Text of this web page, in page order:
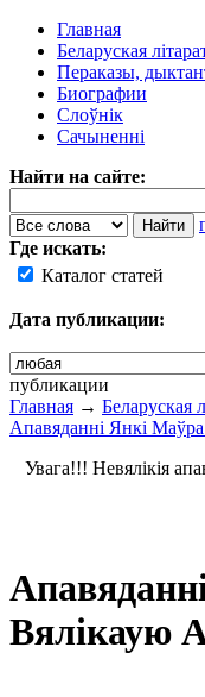
Главная
Беларуская
Пераказы,
Биографии
Слоўнік
Сачыненні
Найти на сайте:
Где искать:
Каталог статей
Дата публикации:
публикации
Главная → Беларуская
Апавяданні Янкі
Увага!!! Невялікія
Вялікаую